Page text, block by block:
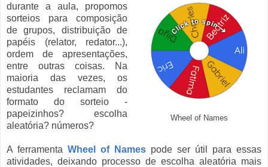
Wheel of Names
durante a aula, propomos
sorteios para composição
de grupos, distribuição de
papéis (relator, redator...),
ordem de apresentações,
entre outras coisas. Na
maioria das vezes, os
estudantes reclamam do
formato do sorteio -
papeizinhos? escolha
aleatória? números?
A ferramenta Wheel of Names pode ser útil para essas
atividades, deixando processo de escolha aleatória mais